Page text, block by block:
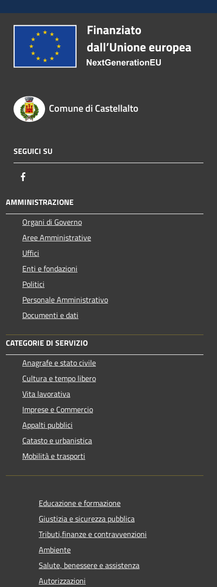
Comune di Castellalto
SEGUICI SU
AMMINISTRAZIONE
Organi di Governo
Aree Amministrative
Uffici
Enti e fondazioni
Politici
Personale Amministrativo
Documenti e dati
CATEGORIE DI SERVIZIO
Anagrafe e stato civile
Cultura e tempo libero
Vita lavorativa
Imprese e Commercio
Appalti pubblici
Catasto e urbanistica
Mobilità e trasporti
Educazione e formazione
Giustizia e sicurezza pubblica
Tributi,finanze e contravvenzioni
Ambiente
Salute, benessere e assistenza
Autorizzazioni